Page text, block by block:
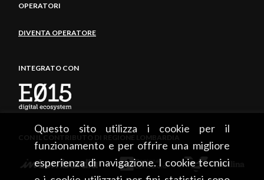
Questo sito utilizza i cookie per il
funzionamento e per offrire una migliore
esperienza di navigazione. I cookie tecnici
OPERATORI
DIVENTA OPERATORE
INTEGRATO CON
CON IL CONTRIBUTO DI REGIONE LOMBARDIA